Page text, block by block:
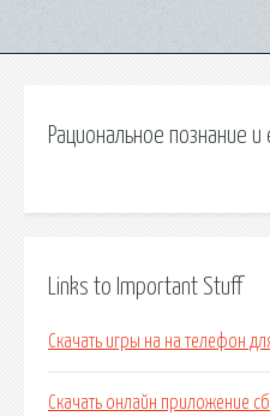
Рациональное познание
Links to Important Stuff
Скачать игры на на телефон
Скачать онлайн приложение